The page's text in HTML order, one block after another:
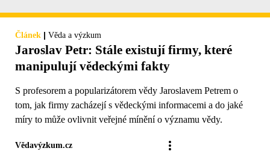
Článek | Věda a výzkum
Jaroslav Petr: Stále existují firmy, které
manipulují vědeckými fakty
S profesorem a popularizátorem vědy Jaroslavem Petrem o
tom, jak firmy zacházejí s vědeckými informacemi a do jaké
míry to může ovlivnit veřejné mínění o významu vědy.
Vědavýzkum.cz